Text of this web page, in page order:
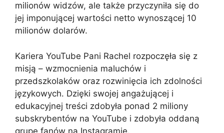
milionów widzów, ale także przyczyniła się do
jej imponującej wartości netto wynoszącej 10
milionów dolarów.
Kariera YouTube Pani Rachel rozpoczęła się z
misją – wzmocnienia maluchów i
przedszkolaków oraz rozwinięcia ich zdolności
językowych. Dzięki swojej angażującej i
edukacyjnej treści zdobyła ponad 2 miliony
subskrybentów na YouTube i zdobyła oddaną
grupę fanów na Instagramie.